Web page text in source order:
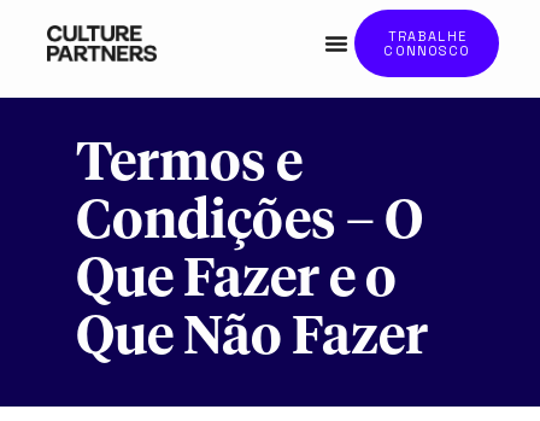
TRABALHE
CONNOSCO
Termos e
Condições – O
Que Fazer e o
Que Não Fazer